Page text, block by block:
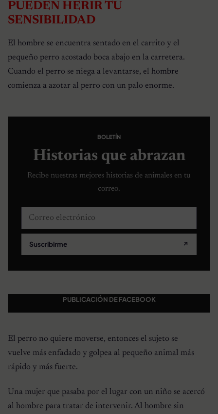
PUEDEN HERIR TU
SENSIBILIDAD
El hombre se encuentra sentado en el carrito y el
pequeño perro acostado boca abajo en la carretera.
Cuando el perro se niega a levantarse, el hombre
comienza a azotar al perro con un palo enorme.
BOLETÍN
Historias que abrazan
Recibe nuestras mejores historias de animales en tu
correo.
Correo electrónico
Suscribirme ↗
PUBLICACIÓN DE FACEBOOK
El perro no quiere moverse, entonces el sujeto se
vuelve más enfadado y golpea al pequeño animal más
rápido y más fuerte.
Una mujer que pasaba por el lugar con un niño se acercó
al hombre para tratar de intervenir. Al hombre sin